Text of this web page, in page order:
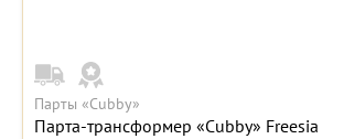
Парты «Cubby»
Парта-трансформер «Cubby» Freesia